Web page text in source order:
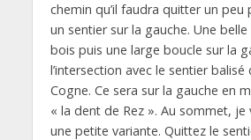
chemin qu’il faudra quitter un peu
un sentier sur la gauche. Une
bois puis une large boucle sur la
l’intersection avec le sentier
Cogne. Ce sera sur la gauche en
« la dent de Rez ». Au sommet,
une petite variante. Quittez le